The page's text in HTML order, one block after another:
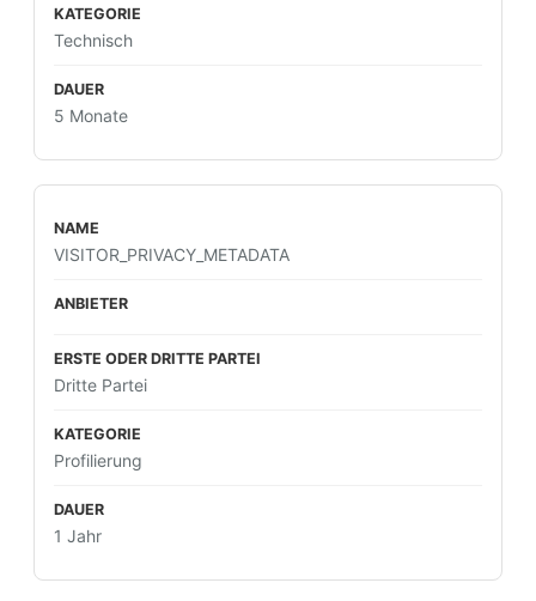
Technisch
5 Monate
VISITOR_PRIVACY_METADATA
Dritte Partei
Profilierung
1 Jahr